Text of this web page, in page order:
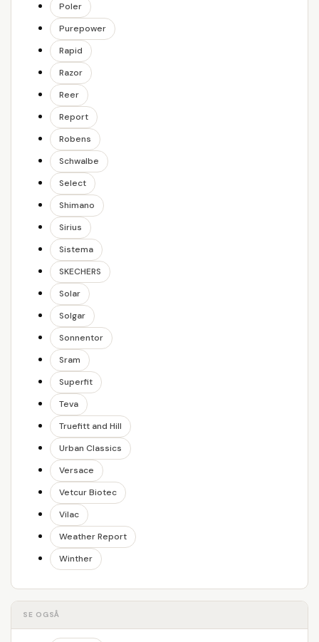
Poler
Purepower
Rapid
Razor
Reer
Report
Robens
Schwalbe
Select
Shimano
Sirius
Sistema
SKECHERS
Solar
Solgar
Sonnentor
Sram
Superfit
Teva
Truefitt and Hill
Urban Classics
Versace
Vetcur Biotec
Vilac
Weather Report
Winther
SE OGSÅ